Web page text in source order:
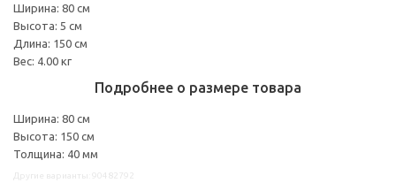
Ширина: 80 см
Высота: 5 см
Длина: 150 см
Вес: 4.00 кг
Подробнее о размере товара
Ширина: 80 см
Высота: 150 см
Толщина: 40 мм